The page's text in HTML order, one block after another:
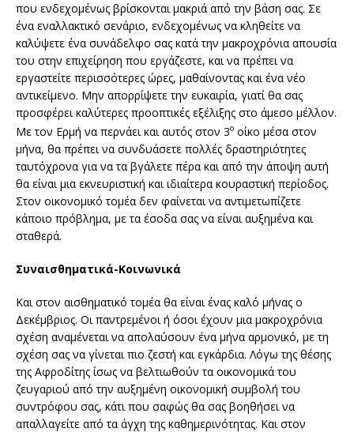
που ενδεχομένως βρίσκονται μακριά από την βάση σας. Σε
ένα εναλλακτικό σενάριο, ενδεχομένως να κληθείτε να
καλύψετε ένα συνάδελφο σας κατά την μακροχρόνια απουσία
του στην επιχείρηση που εργάζεστε, και να πρέπει να
εργαστείτε περισσότερες ώρες, μαθαίνοντας και ένα νέο
αντικείμενο. Μην απορρίψετε την ευκαιρία, γιατί θα σας
προσφέρει καλύτερες προοπτικές εξέλιξης στο άμεσο μέλλον.
Με τον Ερμή να περνάει και αυτός στον 3ο οίκο μέσα στον
μήνα, θα πρέπει να συνδυάσετε πολλές δραστηριότητες
ταυτόχρονα για να τα βγάλετε πέρα και από την άποψη αυτή
θα είναι μια εκνευριστική και ιδιαίτερα κουραστική περίοδος.
Στον οικονομικό τομέα δεν φαίνεται να αντιμετωπίζετε
κάποιο πρόβλημα, με τα έσοδα σας να είναι αυξημένα και
σταθερά.
Συναισθηματικά-Κοινωνικά
Και στον αισθηματικό τομέα θα είναι ένας καλό μήνας ο
Δεκέμβριος. Οι παντρεμένοι ή όσοι έχουν μια μακροχρόνια
σχέση αναμένεται να απολαύσουν ένα μήνα αρμονικό, με τη
σχέση σας να γίνεται πιο ζεστή και εγκάρδια. Λόγω της θέσης
της Αφροδίτης ίσως να βελτιωθούν τα οικονομικά του
ζευγαριού από την αυξημένη οικονομική συμβολή του
συντρόφου σας, κάτι που σαφώς θα σας βοηθήσει να
απαλλαγείτε από τα άγχη της καθημερινότητας. Και στον